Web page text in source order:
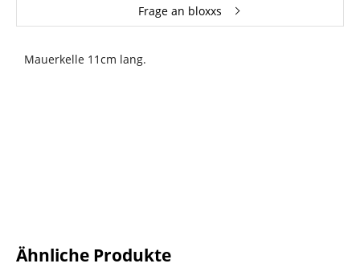
Frage an bloxxs
Mauerkelle 11cm lang.
Ähnliche Produkte